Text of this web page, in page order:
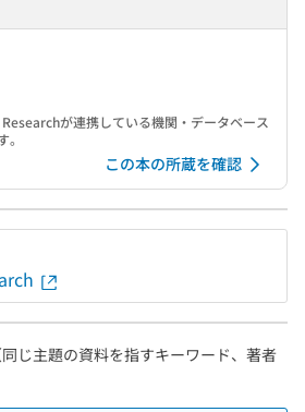
が連携している機関・データベース
この本の所蔵を確認
じ主題の資料を指すキーワード、著者